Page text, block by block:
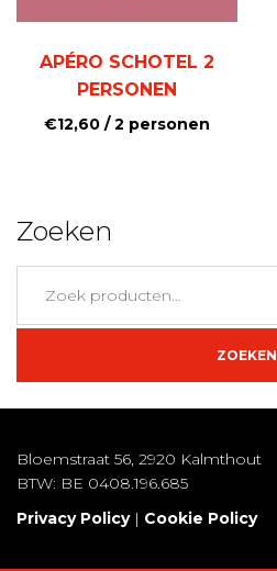
APÉRO SCHOTEL 2
PERSONEN
€12,60/ 2 personen
Zoeken
naar:
ZOEKEN
Bloemstraat 56, 2920 Kalmthout
BTW: BE 0408.196.685
Privacy Policy| Cookie Policy